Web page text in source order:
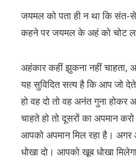
जयमल को पता ही न था कि संत-
कहने पर जयमल के अहं को चोट
अहंकार कहीं झुकना नहीं चाहता,
यह सुविदित सत्य है कि आप जो
हो वह दो तो वह अनंत गुना
चाहते हो तो दूसरों का अपमान
आपको अपमान मिल रहा है। अगर
धोखा दो। आपको खूब धोखा